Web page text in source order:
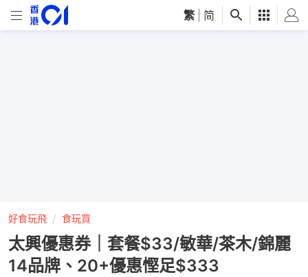
繁 简
好食玩飛 食玩買
太興優惠券｜套餐$33/敏華/茶木/錦麗
14品牌、20+優惠慳足$333